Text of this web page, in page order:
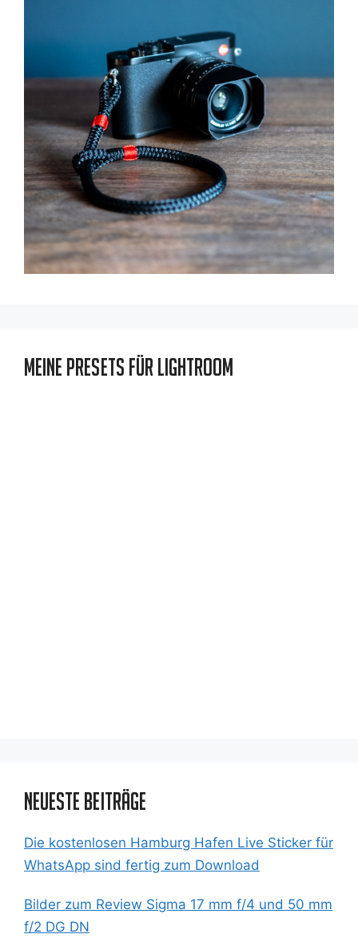
Meine Presets für Lightroom
Neueste Beiträge
Die kostenlosen Hamburg Hafen Live Sticker für
WhatsApp sind fertig zum Download
Bilder zum Review Sigma 17 mm f/4 und 50 mm
f/2 DG DN